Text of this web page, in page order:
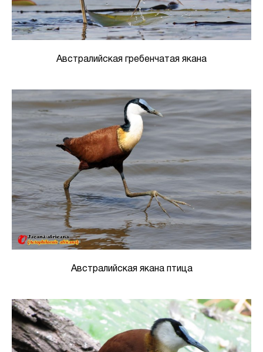
Австралийская гребенчатая якана
Австралийская якана птица